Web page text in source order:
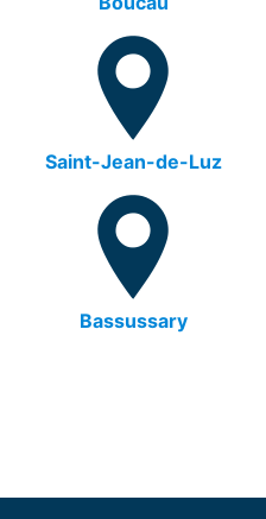
Saint-Jean-de-Luz
Bassussary